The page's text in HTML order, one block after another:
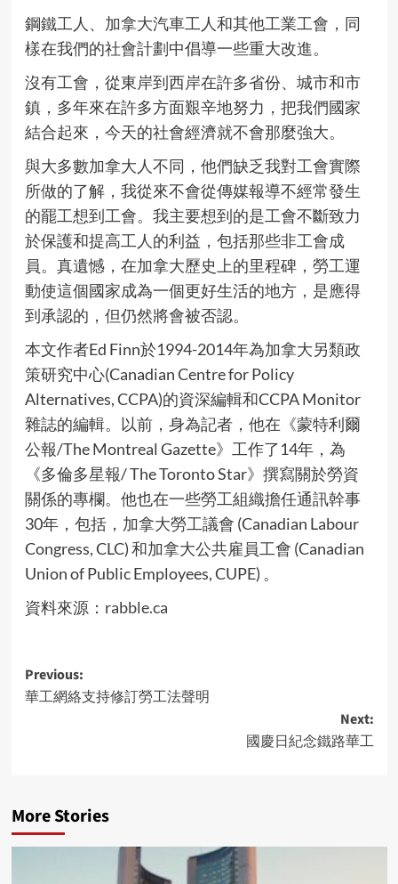
鋼鐵工人、加拿大汽車工人和其他工業工會，同
樣在我們的社會計劃中倡導一些重大改進。
沒有工會，從東岸到西岸在許多省份、城市和市
鎮，多年來在許多方面艱辛地努力，把我們國家
結合起來，今天的社會經濟就不會那麼強大。
與大多數加拿大人不同，他們缺乏我對工會實際
所做的了解，我從來不會從傳媒報導不經常發生
的罷工想到工會。我主要想到的是工會不斷致力
於保護和提高工人的利益，包括那些非工會成
員。真遺憾，在加拿大歷史上的里程碑，勞工運
動使這個國家成為一個更好生活的地方，是應得
到承認的，但仍然將會被否認。
本文作者Ed Finn於1994-2014年為加拿大另類政
策研究中心(Canadian Centre for Policy
Alternatives, CCPA)的資深編輯和CCPA Monitor
雜誌的編輯。以前，身為記者，他在《蒙特利爾
公報/The Montreal Gazette》工作了14年，為
《多倫多星報/ The Toronto Star》撰寫關於勞資
關係的專欄。他也在一些勞工組織擔任通訊幹事
30年，包括，加拿大勞工議會 (Canadian Labour
Congress, CLC) 和加拿大公共雇員工會 (Canadian
Union of Public Employees, CUPE) 。
資料來源： rabble.ca
Post
navigation
Previous:
華工網絡支持修訂勞工法聲明
Next:
國慶日紀念鐵路華工
More Stories